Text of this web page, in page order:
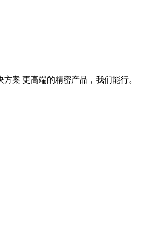
案 更高端的精密产品，我们能行。